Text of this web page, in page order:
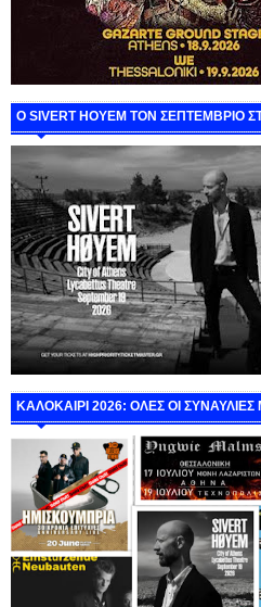
Ο SIVERT HOYEM ΤΟΝ ΣΕΠΤΕΜΒΡΙΟ
ΚΑΛΟΚΑΙΡΙ 2026: ΟΛΕΣ ΟΙ ΣΥΝΑΥΛΙΕΣ